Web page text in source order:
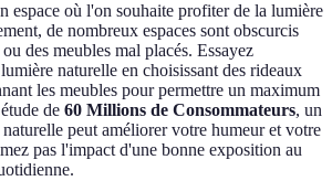
espace où l'on souhaite profiter de la lumière
de nombreux espaces sont obscurcis
des meubles mal placés. Essayez
naturelle en choisissant des rideaux
les meubles pour permettre un maximum
de 60 Millions de Consommateurs, un
peut améliorer votre humeur et votre
pas l'impact d'une bonne exposition au